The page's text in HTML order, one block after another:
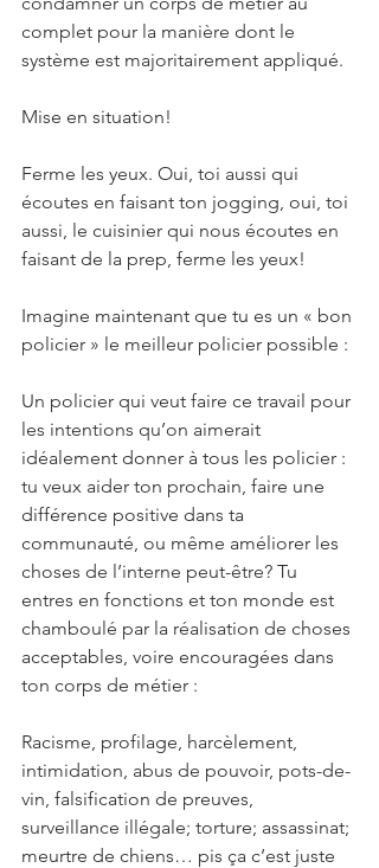
complet pour la manière dont le
système est majoritairement appliqué.
Mise en situation!
Ferme les yeux. Oui, toi aussi qui
écoutes en faisant ton jogging, oui, toi
aussi, le cuisinier qui nous écoutes en
faisant de la prep, ferme les yeux!
Imagine maintenant que tu es un « bon
policier » le meilleur policier possible :
Un policier qui veut faire ce travail pour
les intentions qu’on aimerait
idéalement donner à tous les policier :
tu veux aider ton prochain, faire une
différence positive dans ta
communauté, ou même améliorer les
choses de l’interne peut-être? Tu
entres en fonctions et ton monde est
chamboulé par la réalisation de choses
acceptables, voire encouragées dans
ton corps de métier :
Racisme, profilage, harcèlement,
intimidation, abus de pouvoir, pots-de-
vin, falsification de preuves,
surveillance illégale; torture; assassinat;
meurtre de chiens… pis ça c’est juste